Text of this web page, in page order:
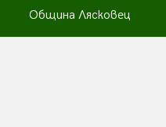
Община Лясковец